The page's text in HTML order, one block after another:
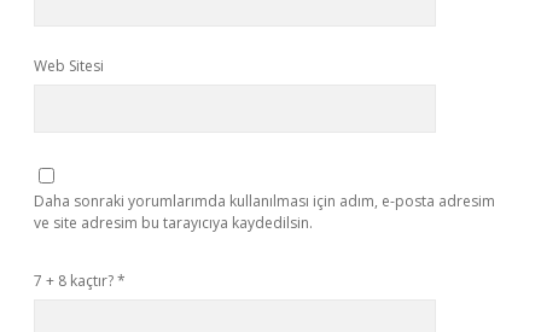
Web Sitesi
Daha sonraki yorumlarımda kullanılması için adım, e-posta adresim
ve site adresim bu tarayıcıya kaydedilsin.
7 + 8 kaçtır?*